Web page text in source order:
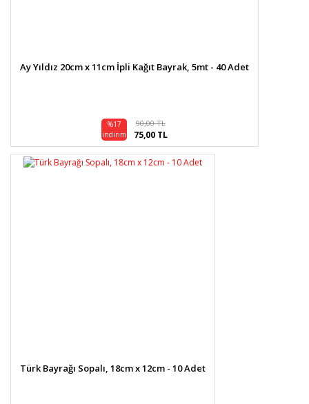
Ay Yıldız 20cm x 11cm İpli Kağıt Bayrak, 5mt - 40 Adet
%17
indirim
90,00 TL
75,00 TL
Türk Bayrağı Sopalı, 18cm x 12cm - 10 Adet